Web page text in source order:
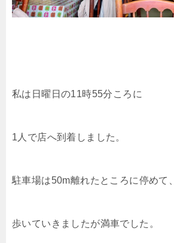
私は日曜日の11時55分ころに
1人で店へ到着しました。
駐車場は50m離れたところに停めて、
歩いていきましたが満車でした。